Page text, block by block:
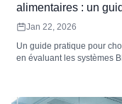
alimentaires : un
Jan 22, 2026
Un guide pratique pour
en évaluant les systèmes